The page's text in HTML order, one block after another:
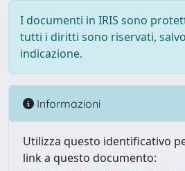
I documenti in IRIS sono
tutti i diritti sono riservati,
indicazione.
Informazioni
Utilizza questo identificativo
link a questo documento: